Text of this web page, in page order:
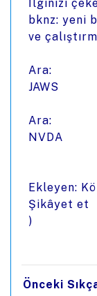
İlginizi
bknz: yeni
ve
Ara:
JAWS
Ara:
NVDA
Ekleyen:
Şikâyet et
)
Önceki